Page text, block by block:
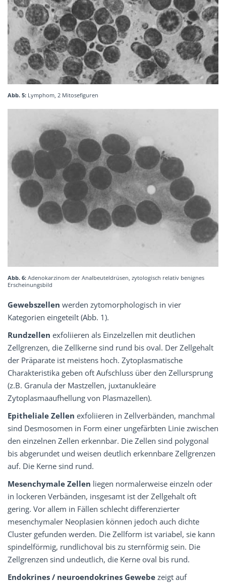
Abb. 5: Lymphom, 2 Mitosefiguren
Abb. 6: Adenokarzinom der Analbeuteldrüsen, zytologisch relativ benignes
Erscheinungsbild
Gewebszellen werden zytomorphologisch in vier
Kategorien eingeteilt (Abb. 1).
Rundzellen exfoliieren als Einzelzellen mit deutlichen
Zellgrenzen, die Zellkerne sind rund bis oval. Der Zellgehalt
der Präparate ist meistens hoch. Zytoplasmatische
Charakteristika geben oft Aufschluss über den Zellursprung
(z.B. Granula der Mastzellen, juxtanukleäre
Zytoplasmaaufhellung von Plasmazellen).
Epitheliale Zellen exfoliieren in Zellverbänden, manchmal
sind Desmosomen in Form einer ungefärbten Linie zwischen
den einzelnen Zellen erkennbar. Die Zellen sind polygonal
bis abgerundet und weisen deutlich erkennbare Zellgrenzen
auf. Die Kerne sind rund.
Mesenchymale Zellen liegen normalerweise einzeln oder
in lockeren Verbänden, insgesamt ist der Zellgehalt oft
gering. Vor allem in Fällen schlecht differenzierter
mesenchymaler Neoplasien können jedoch auch dichte
Cluster gefunden werden. Die Zellform ist variabel, sie kann
spindelförmig, rundlich­oval bis zu sternförmig sein. Die
Zellgrenzen sind undeutlich, die Kerne oval bis rund.
Endokrines / neuroendokrines Gewebe zeigt auf